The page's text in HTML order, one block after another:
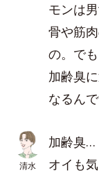
モンは
骨や筋
の。で
加齢臭
なるんで
清水
加齢臭
オイも